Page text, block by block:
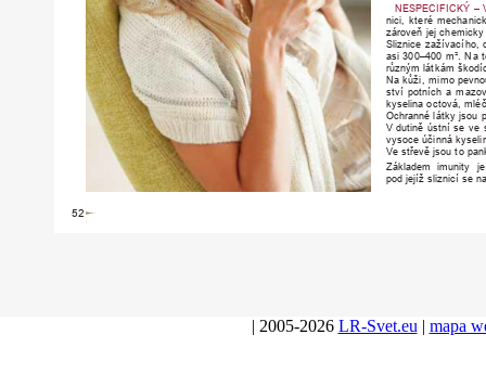
52
NESPECIFICKÝ –
nici, které
zároveň jej chemicky
Sliznice zažívacího,
asi 300–400 m². Na
různým látkám
Na kůži, mimo
ství potních a
kyselina octová,
Ochranné látky jsou
V dutině ústní se ve
vysoce účinná
Ve střevě jsou to
Základem
imunity je
pod jejíž sliznicí se
| 2005-2026 LR-Svet.eu | mapa